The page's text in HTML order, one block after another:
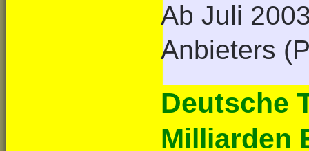
Ab Juli
Anbieters
Deutsche
Milliarden